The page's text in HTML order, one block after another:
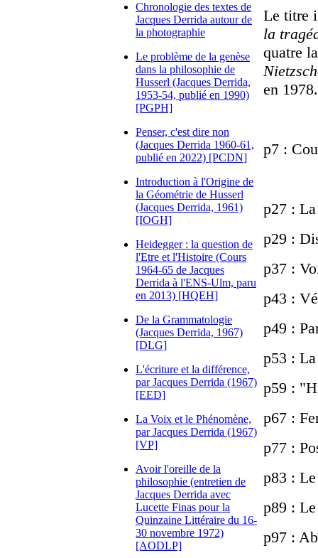
Chronologie des textes de
Jacques Derrida autour de
la photographie
Le problème de la genèse
dans la philosophie de
Husserl (Jacques Derrida,
1953-54, publié en 1990)
[PGPH]
Penser, c'est dire non
(Jacques Derrida 1960-61,
publié en 2022) [PCDN]
Introduction à l'Origine de
la Géométrie de Husserl
(Jacques Derrida, 1961)
[IOGH]
Heidegger : la question de
l'Etre et l'Histoire (Cours
1964-65 de Jacques
Derrida à l'ENS-Ulm, paru
en 2013) [HQEH]
De la Grammatologie
(Jacques Derrida, 1967)
[DLG]
L'écriture et la différence,
par Jacques Derrida (1967)
[EED]
La Voix et le Phénomène,
par Jacques Derrida (1967)
[VP]
Avoir l'oreille de la
philosophie (entretien de
Jacques Derrida avec
Lucette Finas pour la
Quinzaine Littéraire du 16-
30 novembre 1972)
[AODLP]
Le titre
la
quatre
en 1978.
p7 :
p27 :
p29 :
p37 :
p43 :
p49 :
p53 :
p59 :
p67 :
p77 :
p83 :
p89 :
p97 :